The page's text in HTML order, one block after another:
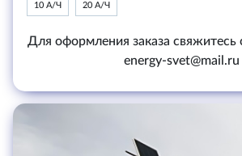
10 А/Ч 20 А/Ч
Для оформления заказа свяжитесь
energy-svet@mail.ru